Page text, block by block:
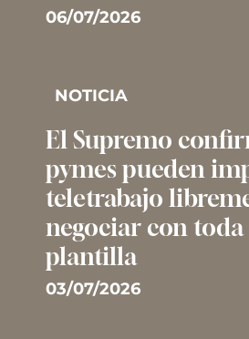
06/07/2026
NOTICIA
El Supremo
pymes pueden
teletrabajo
negociar con toda
plantilla
03/07/2026